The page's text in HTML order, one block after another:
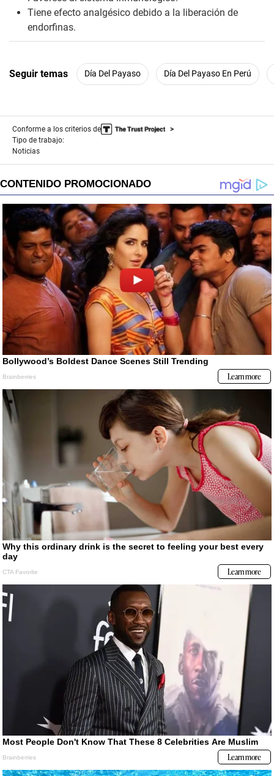
Tiene efecto analgésico debido a la liberación de
endorfinas.
Seguir temas Día Del Payaso Día Del Payaso En Perú
Conforme a los criterios de
Tipo de trabajo:
Noticias